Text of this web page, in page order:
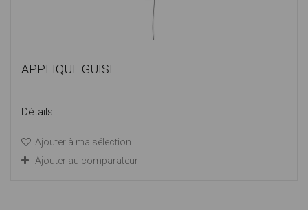
APPLIQUE GUISE
Détails
Ajouter à ma sélection
Ajouter au comparateur